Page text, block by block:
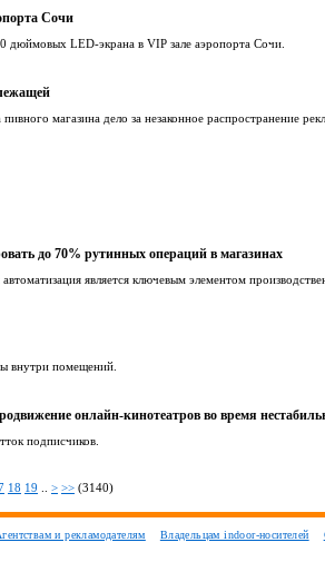
Сочи
дюймовых LED-экрана в VIP зале аэропорта Сочи.
магазина дело за незаконное распространение
до 70% рутинных операций в магазинах
является ключевым элементом
внутри помещений.
онлайн-кинотеатров во время
подписчиков.
18 19 > >> (3140)
и рекламодателям Владельцам indoor-носителей